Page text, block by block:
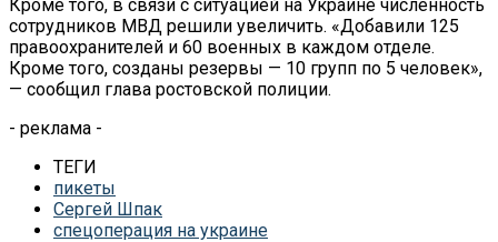
Кроме того, в связи с ситуацией на Украине численность
сотрудников МВД решили увеличить. «Добавили 125
правоохранителей и 60 военных в каждом отделе.
Кроме того, созданы резервы — 10 групп по 5 человек»,
— сообщил глава ростовской полиции.
- реклама -
ТЕГИ
пикеты
Сергей Шпак
спецоперация на украине